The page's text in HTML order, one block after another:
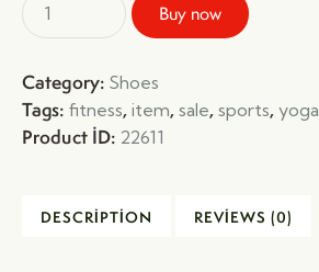
Buy now
Category: Shoes
Tags: fitness, item,sale,sports,yoga
Product ID: 22611
DESCRIPTION REVIEWS (0)